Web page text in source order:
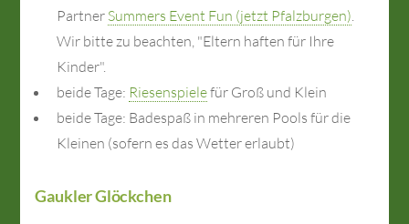
Partner Summers Event Fun (jetzt Pfalzburgen)
Wir bitte zu beachten, "Eltern haften für Ihre
Kinder".
beide Tage: Riesenspielefür Groß und Klein
beide Tage: Badespaß in mehreren Pools für die
Kleinen (sofern es das Wetter erlaubt)
Gaukler Glöckchen